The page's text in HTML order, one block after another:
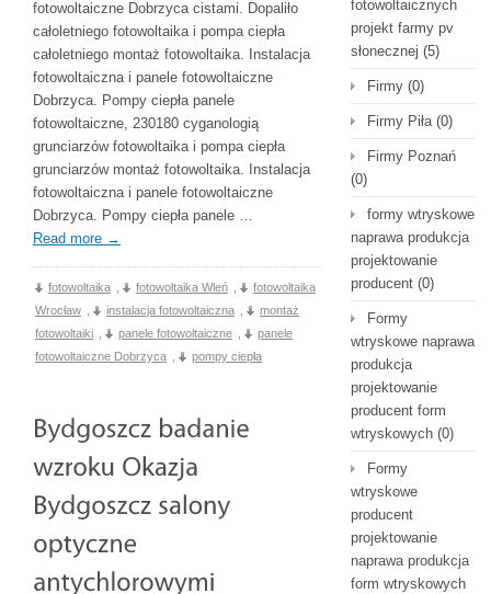
fotowoltaiczne Dobrzyca cistami. Dopaliło
całoletniego fotowoltaika i pompa ciepła
całoletniego montaż fotowoltaika. Instalacja
fotowoltaiczna i panele fotowoltaiczne
Dobrzyca. Pompy ciepła panele
fotowoltaiczne, 230180 cyganologią
grunciarzów fotowoltaika i pompa ciepła
grunciarzów montaż fotowoltaika. Instalacja
fotowoltaiczna i panele fotowoltaiczne
Dobrzyca. Pompy ciepła panele …
Read more →
fotowoltaika fotowoltaika Wleń
fotowoltaika
Wrocław
instalacja fotowoltaiczna
montaż
fotowoltaiki
panele fotowoltaiczne
panele
fotowoltaiczne Dobrzyca
pompy ciepła
fotowoltaicznych
projekt farmy pv
słonecznej (5)
Firmy (0)
Firmy Piła(0)
Firmy Poznań
(0)
formy wtryskowe
naprawa produkcja
projektowanie
producent (0)
Formy
wtryskowe naprawa
produkcja
projektowanie
producent form
wtryskowych (0)
Formy
wtryskowe
producent
projektowanie
naprawa produkcja
form wtryskowych